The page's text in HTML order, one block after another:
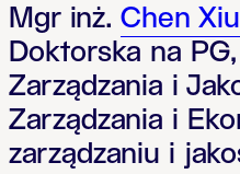
Mgr inż. Chen Xiu
Doktorska na
Zarządzania i
Zarządzania i
zarządzaniu i